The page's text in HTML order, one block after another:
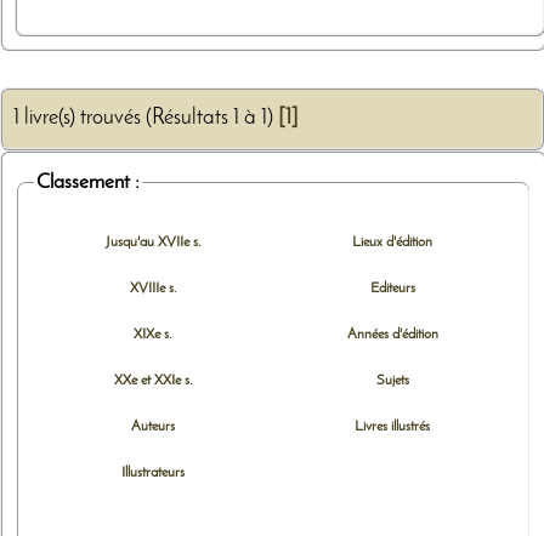
1 livre(s) trouvés (Résultats 1 à 1)
Classement :
Jusqu'au XVIIe s.
XVIIIe s.
XIXe s.
XXe et XXIe s.
Auteurs
Illustrateurs
Lieux d'édition
Editeurs
Années d'édition
Sujets
Livres illustrés